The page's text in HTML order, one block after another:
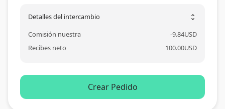
Detalles del intercambio unfold_more
Comisión nuestra -9.84USD
Recibes neto
100.00USD
Crear Pedido